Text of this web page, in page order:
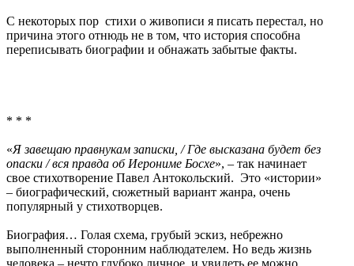
С некоторых пор стихи о живописи я писать перестал, но
причина этого отнюдь не в том, что история способна
переписывать биографии и обнажать забытые факты.
* * *
«Я завещаю правнукам записки, / Где высказана будет без
опаски / вся правда об Иерониме Босхе», – так начинает
свое стихотворение Павел Антокольский. Это «истории»
– биографический, сюжетный вариант жанра, очень
популярный у стихотворцев.
Биография… Голая схема, грубый эскиз, небрежно
выполненный сторонним наблюдателем. Но ведь жизнь
человека – нечто глубоко личное, и увидеть ее можно